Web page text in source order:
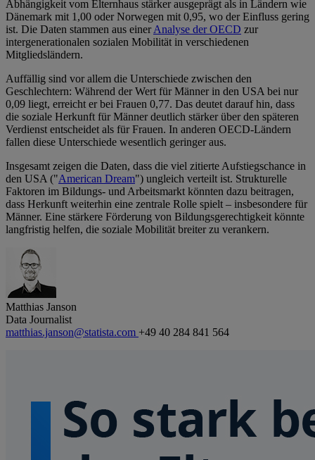
Abhängigkeit vom Elternhaus stärker ausgeprägt als in Ländern wie
Dänemark mit 1,00 oder Norwegen mit 0,95, wo der Einfluss gering
ist. Die Daten stammen aus einerAnalyse der OECD zur
intergenerationalen sozialen Mobilität in verschiedenen
Mitgliedsländern.
Auffällig sind vor allem die Unterschiede zwischen den
Geschlechtern: Während der Wert für Männer in den USA bei nur
0,09 liegt, erreicht er bei Frauen 0,77. Das deutet darauf hin, dass
die soziale Herkunft für Männer deutlich stärker über den späteren
Verdienst entscheidet als für Frauen. In anderen OECD-Ländern
fallen diese Unterschiede wesentlich geringer aus.
Insgesamt zeigen die Daten, dass die viel zitierte Aufstiegschance in
den USA ("American Dream") ungleich verteilt ist. Strukturelle
Faktoren im Bildungs- und Arbeitsmarkt könnten dazu beitragen,
dass Herkunft weiterhin eine zentrale Rolle spielt – insbesondere für
Männer. Eine stärkere Förderung von Bildungsgerechtigkeit könnte
langfristig helfen, die soziale Mobilität breiter zu verankern.
Matthias Janson
Data Journalist
matthias.janson@statista.com +49 40 284 841 564